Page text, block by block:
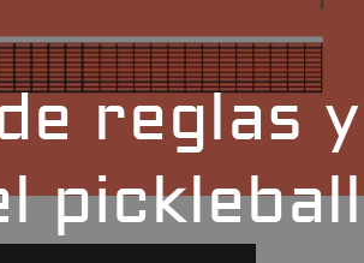
reglas y
pickleball